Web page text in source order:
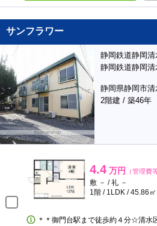
サンフラワー
静岡鉄道静岡
静岡鉄道静岡
静岡県静岡市
2階建 / 築46年
4.4 万円 （管理費
敷 － / 礼 －
1階 / 1LDK / 45.86㎡
＊＊御門台駅まで徒歩約４分☆清水